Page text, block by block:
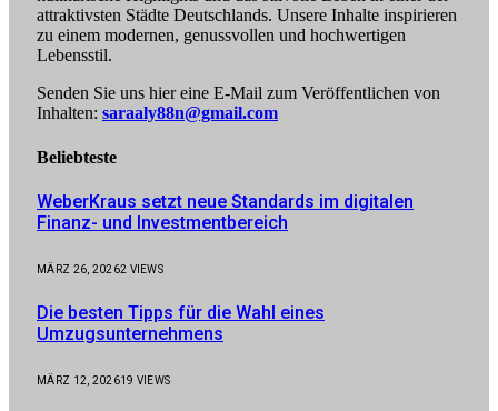
attraktivsten Städte Deutschlands. Unsere Inhalte inspirieren
zu einem modernen, genussvollen und hochwertigen
Lebensstil.
Senden Sie uns hier eine E-Mail zum Veröffentlichen von
Inhalten: saraaly88n@gmail.com
Beliebteste
WeberKraus setzt neue Standards im digitalen
Finanz- und Investmentbereich
MÄRZ 26, 20262 VIEWS
Die besten Tipps für die Wahl eines
Umzugsunternehmens
MÄRZ 12, 202619 VIEWS